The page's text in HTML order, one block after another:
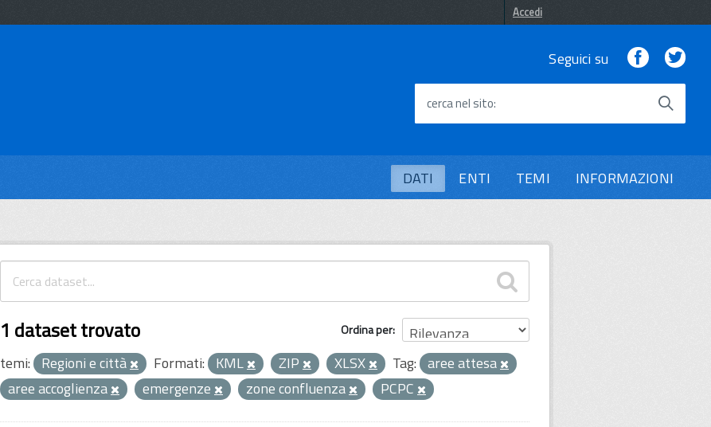
Accedi
Seguici su Facebook
cerca nel sito
DATI ENTI TEMI INFORMAZIONI
Ordina per
1 dataset trovato
temi: Regioni e città Formati: KML ZIP XLSX Tag: aree attesa
aree accoglienza
emergenze zone confluenza PCPC